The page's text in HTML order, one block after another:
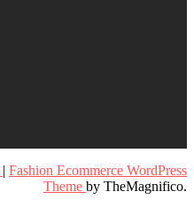
| Fashion Ecommerce WordPress
Theme by TheMagnifico.